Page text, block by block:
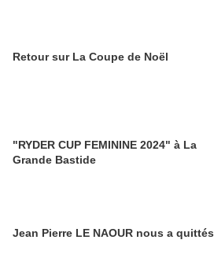
Retour sur La Coupe de Noël
"RYDER CUP FEMININE 2024" à La
Grande Bastide
Jean Pierre LE NAOUR nous a quittés